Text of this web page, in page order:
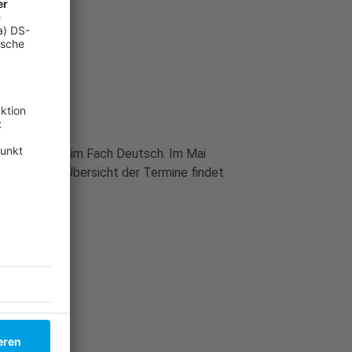
anderem im Fach Deutsch. Im Mai
Eine Übersicht der Termine findet